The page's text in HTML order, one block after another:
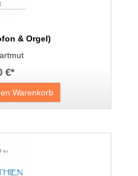
& Orgel)
€*
Warenkorb